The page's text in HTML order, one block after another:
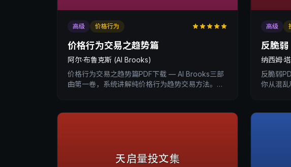
高级 价格行为
价格行为交易之趋势篇
阿尔·布鲁克斯 (Al Brooks)
价格行为交易之趋势篇PDF下载 — Al Brooks三部
曲第一卷，系统讲解纯价格行为趋势交易方法。
高级
反脆弱
纳西姆·
反脆弱
你从混